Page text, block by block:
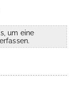
um eine